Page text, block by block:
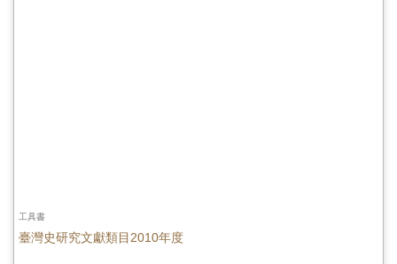
工具書
臺灣史研究文獻類目2010年度